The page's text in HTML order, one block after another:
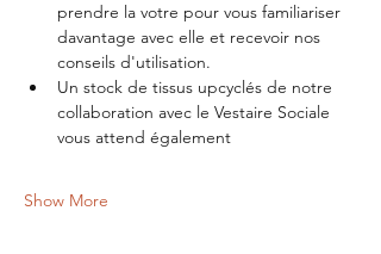
prendre la votre pour vous familiariser
davantage avec elle et recevoir nos
conseils d'utilisation.
Un stock de tissus upcyclés de notre
collaboration avec le Vestaire Sociale
vous attend également
Show More